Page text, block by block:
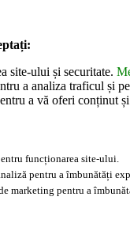
site-ului și securitate.
a analiza traficul și
a vă oferi conținut
funcționarea site-ului.
pentru a îmbunătăți
marketing pentru a